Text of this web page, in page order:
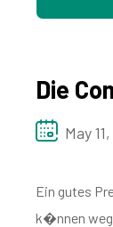
Die
May
Ein gutes
k�nnen